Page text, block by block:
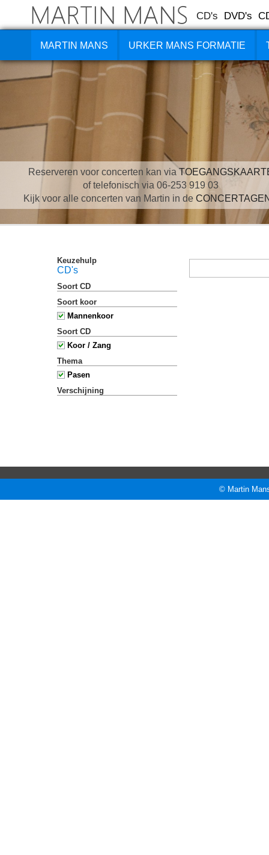
CD's DVD's
MARTIN MANS URKER MANS FORMATIE
Reserveren voor concerten kan via
of telefonisch via 06-253 919 03
Kijk voor alle concerten van Martin in de
Keuzehulp
CD's
Soort CD
Soort koor
Mannenkoor
Soort CD
Koor / Zang
Thema
Pasen
Verschijning
© Martin